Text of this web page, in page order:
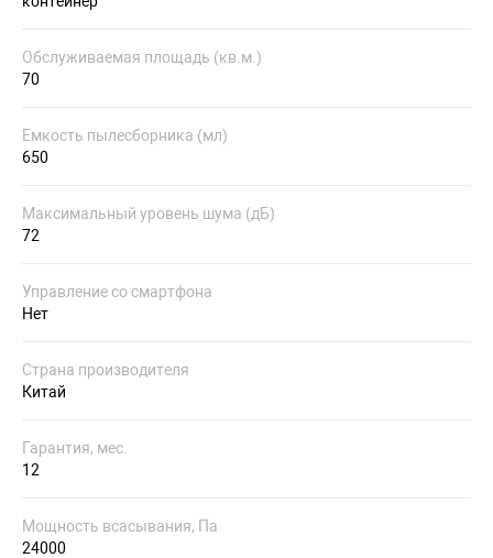
Обслуживаемая площадь (кв.м.)
70
Емкость пылесборника (мл)
650
Максимальный уровень шума (дБ)
72
Управление со смартфона
Нет
Страна производителя
Китай
Гарантия, мес.
12
Мощность всасывания, Па
24000